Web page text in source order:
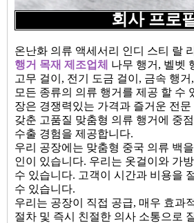
회사 프로필
온난화 의류 액세서리 인디 스티 랄
행거 목재 제조업체
나무 행거, 벨벳
고무 걸이, 전기 도금 걸이, 금속 행
모든 종류의 의류 행거를 제공 할 수
장은 경쟁력있는 가격과 즐거운 전
갖춘 고품질 맞춤형 의류 행거에 중
수출 경험을 제공합니다.
우리 공장에는 맞춤형 중국 의류 백
인이 있습니다. 우리는 옷걸이와 가
수 있습니다. 고객이 시간과 비용을
수 있습니다.
우리는 공장이 직접 공급, 매우 효과
절차 및 즉시 친절한 의사 소통으로